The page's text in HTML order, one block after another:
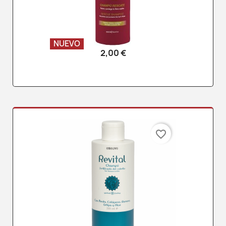
2,00 €
NUEVO
favorite_border